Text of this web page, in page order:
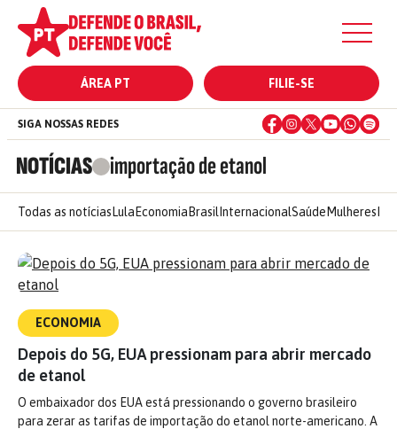
ÁREA PT FILIE-SE
NOTÍCIAS importação de etanol
SIGA NOSSAS REDES
Todas as notícias Lula Economia Brasil InternacionalSaúde Mulheres
ECONOMIA
Depois do 5G, EUA pressionam para abrir mercado
de etanol
O embaixador dos EUA está pressionando o governo brasileiro
para zerar as tarifas de importação do etanol norte-americano. A